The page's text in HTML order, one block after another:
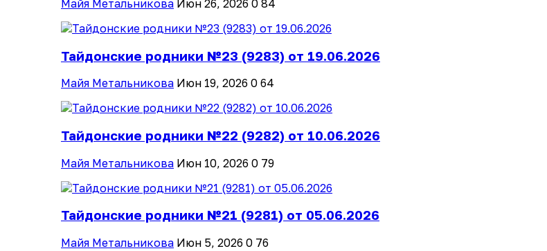
Майя Метальникова Июн 26, 2026 0 84
Тайдонские родники №23 (9283) от 19.06.2026
Майя Метальникова Июн 19, 2026 0 64
Тайдонские родники №22 (9282) от 10.06.2026
Майя Метальникова Июн 10, 2026 0 79
Тайдонские родники №21 (9281) от 05.06.2026
Майя Метальникова Июн 5, 2026 0 76